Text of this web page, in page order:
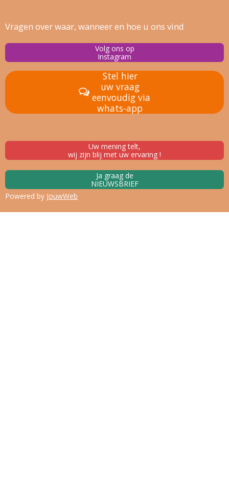
Vragen over waar, wanneer en hoe u ons vind
Volg ons op
Instagram
Stel hier
uw vraag
eenvoudig via
whats-app
Uw mening telt,
wij zijn blij met uw ervaring !
Ja graag de
NIEUWSBRIEF
Powered by JouwWeb